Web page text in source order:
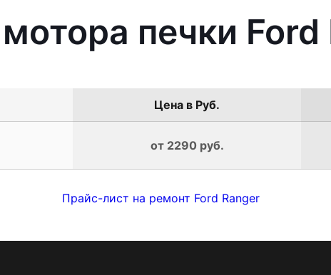
печки Ford
Цена в Руб.
от 2290 руб.
Прайс-лист на ремонт Ford Ranger